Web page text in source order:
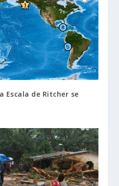
Escala de Ritcher se